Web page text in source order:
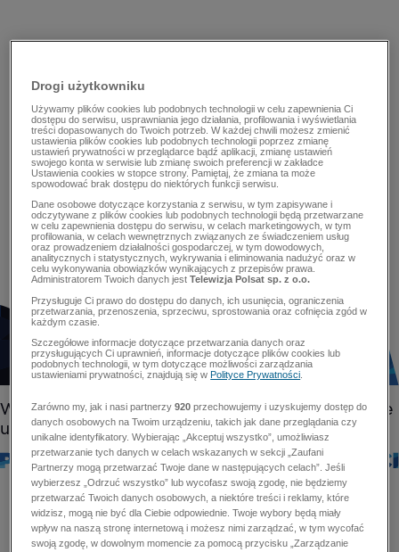
Drogi użytkowniku
Używamy plików cookies lub podobnych technologii w celu zapewnienia Ci
dostępu do serwisu, usprawniania jego działania, profilowania i wyświetlania
treści dopasowanych do Twoich potrzeb. W każdej chwili możesz zmienić
ustawienia plików cookies lub podobnych technologii poprzez zmianę
ustawień prywatności w przeglądarce bądź aplikacji, zmianę ustawień
swojego konta w serwisie lub zmianę swoich preferencji w zakładce
Ustawienia cookies w stopce strony. Pamiętaj, że zmiana ta może
spowodować brak dostępu do niektórych funkcji serwisu.
Dane osobowe dotyczące korzystania z serwisu, w tym zapisywane i
odczytywane z plików cookies lub podobnych technologii będą przetwarzane
w celu zapewnienia dostępu do serwisu, w celach marketingowych, w tym
profilowania, w celach wewnętrznych związanych ze świadczeniem usług
oraz prowadzeniem działalności gospodarczej, w tym dowodowych,
analitycznych i statystycznych, wykrywania i eliminowania nadużyć oraz w
celu wykonywania obowiązków wynikających z przepisów prawa.
Administratorem Twoich danych jestTelewizja Polsat sp. z o.o.
Przysługuje Ci prawo do dostępu do danych, ich usunięcia, ograniczenia
przetwarzania, przenoszenia, sprzeciwu, sprostowania oraz cofnięcia zgód w
każdym czasie.
Szczegółowe informacje dotyczące przetwarzania danych oraz
przysługujących Ci uprawnień, informacje dotyczące plików cookies lub
podobnych technologii, w tym dotyczące możliwości zarządzania
ustawieniami prywatności, znajdują się wPolityce Prywatności
Zarówno my, jak i nasi partnerzy920 przechowujemy i uzyskujemy dostęp do
danych osobowych na Twoim urządzeniu, takich jak dane przeglądania czy
unikalne identyfikatory. Wybierając „Akceptuj wszystko”, umożliwiasz
przetwarzanie tych danych w celach wskazanych w sekcji „Zaufani
Partnerzy mogą przetwarzać Twoje dane w następujących celach”. Jeśli
wybierzesz „Odrzuć wszystko” lub wycofasz swoją zgodę, nie będziemy
przetwarzać Twoich danych osobowych, a niektóre treści i reklamy, które
widzisz, mogą nie być dla Ciebie odpowiednie. Twoje wybory będą miały
wpływ na naszą stronę internetową i możesz nimi zarządzać, w tym wycofać
swoją zgodę, w dowolnym momencie za pomocą przycisku „Zarządzanie